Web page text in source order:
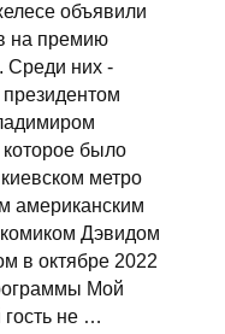
объявили
на премию
Среди них -
было
метро
американским
Дэвидом
в октябре 2022
Мой
не …